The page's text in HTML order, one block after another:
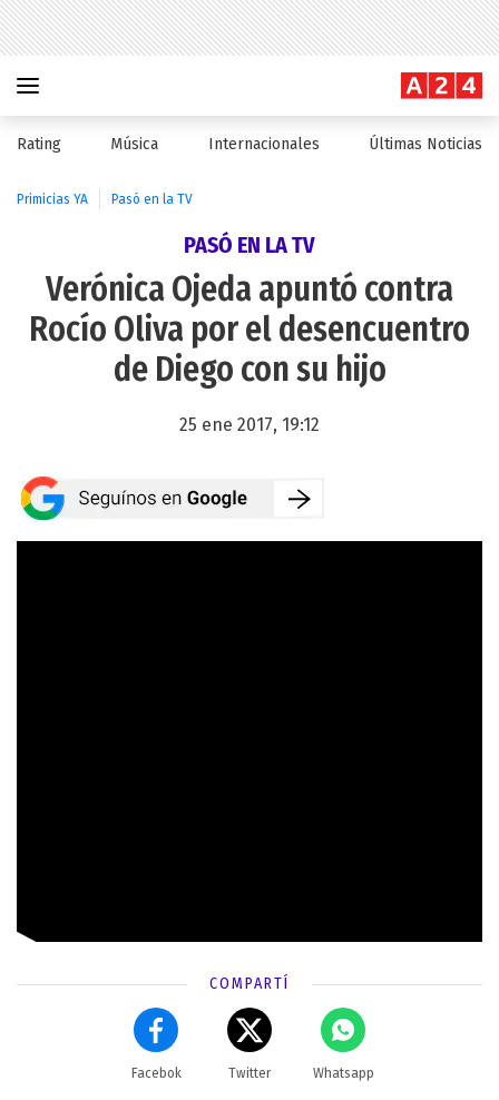
Rating Música Internacionales Últimas Noticias
Primicias YA Pasó en la TV
PASÓ EN LA TV
Verónica Ojeda apuntó contra
Rocío Oliva por el desencuentro
de Diego con su hijo
25 ene 2017, 19:12
COMPARTÍ
Facebok Twitter Whatsapp